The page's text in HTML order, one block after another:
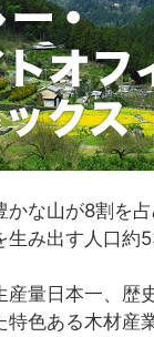
かな山が8割を
生み出す人口約
量日本一、歴
特色ある木材産